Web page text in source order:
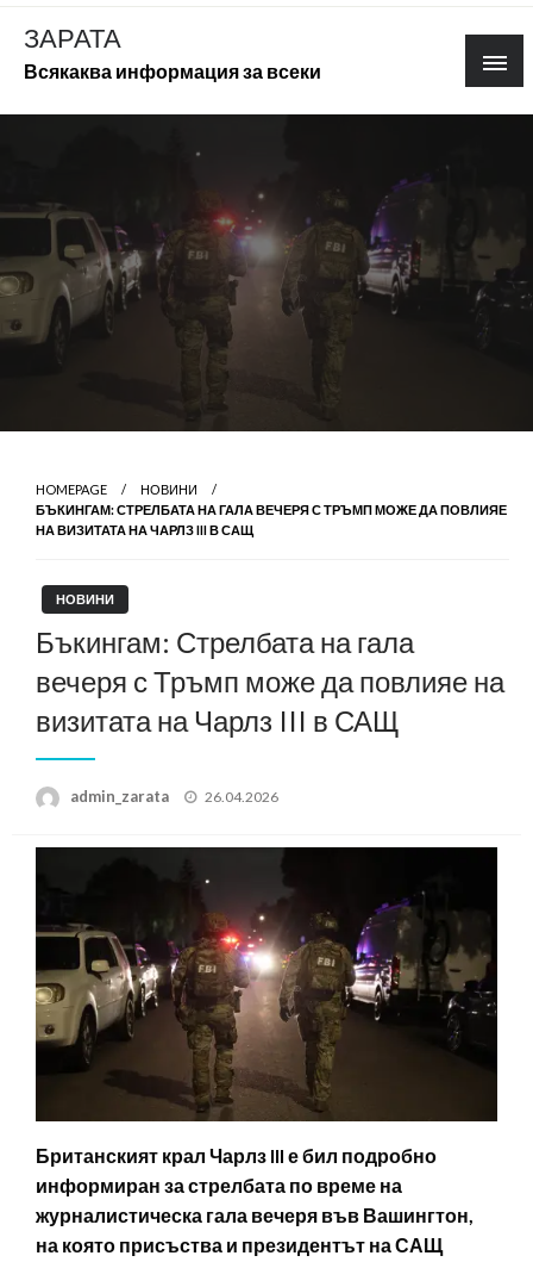
Skip
content
ЗАРАТА
Всякаква информация за всеки
HOMEPAGE
НОВИНИ
БЪКИНГАМ: СТРЕЛБАТА НА ГАЛА ВЕЧЕРЯ С ТРЪМП МОЖЕ ДА ПОВЛИЯЕ
НА ВИЗИТАТА НА ЧАРЛЗ III В САЩ
НОВИНИ
Бъкингам: Стрелбата на гала
вечеря с Тръмп може да повлияе на
визитата на Чарлз III в САЩ
admin_zarata
Posted
26.04.2026
Британският крал Чарлз III е бил подробно
информиран за стрелбата по време на
журналистическа гала вечеря във Вашингтон,
на която присъства и президентът на САЩ